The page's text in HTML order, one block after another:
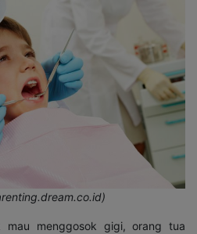
mau menggosok gigi, orang tua